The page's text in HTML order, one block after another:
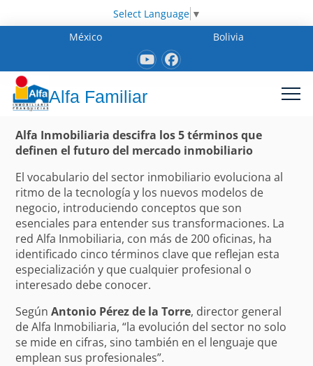
Select Language ▼
México
Bolivia
Alfa Familiar
Alfa Inmobiliaria descifra los 5 términos que
definen el futuro del mercado inmobiliario
El vocabulario del sector inmobiliario evoluciona al
ritmo de la tecnología y los nuevos modelos de
negocio, introduciendo conceptos que son
esenciales para entender sus transformaciones. La
red Alfa Inmobiliaria, con más de 200 oficinas, ha
identificado cinco términos clave que reflejan esta
especialización y que cualquier profesional o
interesado debe conocer.
SegúnAntonio Pérez de la Torre, director general
de Alfa Inmobiliaria, “la evolución del sector no solo
se mide en cifras, sino también en el lenguaje que
emplean sus profesionales”.